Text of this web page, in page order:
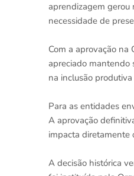
aprendizagem gerou
necessidade de
Com a aprovação na
apreciado mantendo
na inclusão
Para as entidades
A aprovação
impacta diretamente
A decisão histórica